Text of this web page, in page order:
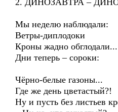
2. ДИНОЗАВТРА –
Мы неделю наблюдали:
Ветры-диплодоки
Кроны жадно обглодали...
Дни теперь – сороки:
Чёрно-белые газоны...
Где же день цветастый?!
Ну и пусть без листьев